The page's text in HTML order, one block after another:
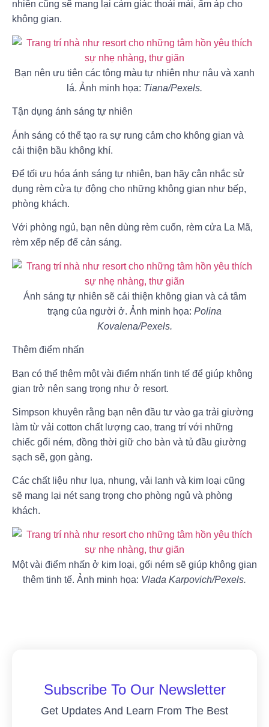
nhiên cũng sẽ mang lại cảm giác thoải mái, ấm áp cho
không gian.
Bạn nên ưu tiên các tông màu tự nhiên như nâu và xanh
lá. Ảnh minh họa: Tiana/Pexels.
Tận dụng ánh sáng tự nhiên
Ánh sáng có thể tạo ra sự rung cảm cho không gian và
cải thiện bầu không khí.
Để tối ưu hóa ánh sáng tự nhiên, bạn hãy cân nhắc sử
dụng rèm cửa tự động cho những không gian như bếp,
phòng khách.
Với phòng ngủ, bạn nên dùng rèm cuốn, rèm cửa La Mã,
rèm xếp nếp để cản sáng.
Ánh sáng tự nhiên sẽ cải thiện không gian và cả tâm
trạng của người ở. Ảnh minh họa: Polina
Kovalena/Pexels.
Thêm điểm nhấn
Bạn có thể thêm một vài điểm nhấn tinh tế để giúp không
gian trở nên sang trọng như ở resort.
Simpson khuyên rằng bạn nên đầu tư vào ga trải giường
làm từ vải cotton chất lượng cao, trang trí với những
chiếc gối ném, đồng thời giữ cho bàn và tủ đầu giường
sạch sẽ, gọn gàng.
Các chất liệu như lụa, nhung, vải lanh và kim loại cũng
sẽ mang lại nét sang trọng cho phòng ngủ và phòng
khách.
Một vài điểm nhấn ở kim loại, gối ném sẽ giúp không gian
thêm tinh tế. Ảnh minh họa: Vlada Karpovich/Pexels.
Subscribe To Our Newsletter
Get Updates And Learn From The Best